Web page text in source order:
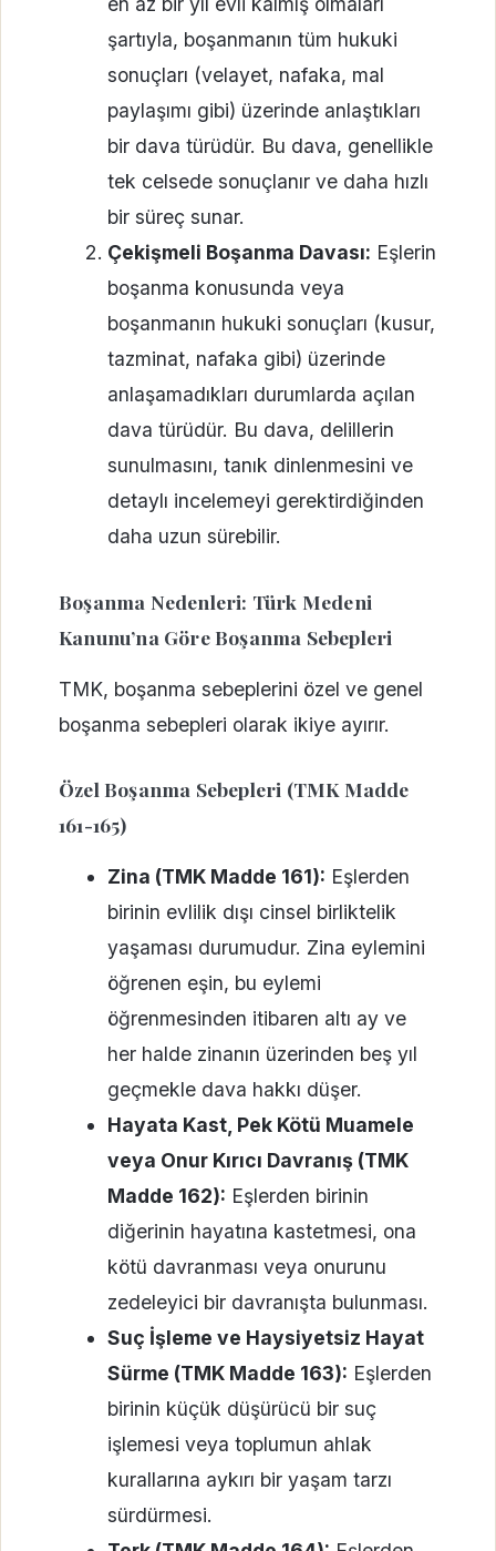
şartıyla, boşanmanın tüm hukuki
sonuçları (velayet, nafaka, mal
paylaşımı gibi) üzerinde anlaştıkları
bir dava türüdür. Bu dava, genellikle
tek celsede sonuçlanır ve daha hızlı
bir süreç sunar.
Çekişmeli Boşanma Davası: Eşlerin
boşanma konusunda veya
boşanmanın hukuki sonuçları (kusur,
tazminat, nafaka gibi) üzerinde
anlaşamadıkları durumlarda açılan
dava türüdür. Bu dava, delillerin
sunulmasını, tanık dinlenmesini ve
detaylı incelemeyi gerektirdiğinden
daha uzun sürebilir.
Boşanma Nedenleri: Türk Medeni
Kanunu’na Göre Boşanma Sebepleri
TMK, boşanma sebeplerini özel ve genel
boşanma sebepleri olarak ikiye ayırır.
Özel Boşanma Sebepleri (TMK Madde
161-165)
Zina (TMK Madde 161): Eşlerden
birinin evlilik dışı cinsel birliktelik
yaşaması durumudur. Zina eylemini
öğrenen eşin, bu eylemi
öğrenmesinden itibaren altı ay ve
her halde zinanın üzerinden beş yıl
geçmekle dava hakkı düşer.
Hayata Kast, Pek Kötü Muamele
veya Onur Kırıcı Davranış (TMK
Madde 162): Eşlerden birinin
diğerinin hayatına kastetmesi, ona
kötü davranması veya onurunu
zedeleyici bir davranışta bulunması.
Suç İşleme ve Haysiyetsiz Hayat
Sürme (TMK Madde 163): Eşlerden
birinin küçük düşürücü bir suç
işlemesi veya toplumun ahlak
kurallarına aykırı bir yaşam tarzı
sürdürmesi.